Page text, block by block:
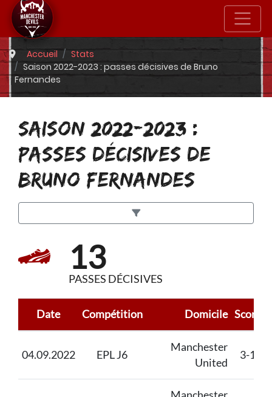
Accueil
Stats
Saison 2022-2023 : passes décisives de Bruno
Fernandes
SAISON 2022-2023 :
PASSES DÉCISIVES DE
BRUNO FERNANDES
13
PASSES DÉCISIVES
Date Compétition Domicile Score
04.09.2022 EPL J6
Manchester
United
3-1